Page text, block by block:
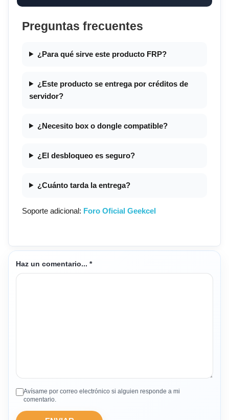
Preguntas frecuentes
¿Para qué sirve este producto FRP?
¿Este producto se entrega por créditos de
servidor?
¿Necesito box o dongle compatible?
¿El desbloqueo es seguro?
¿Cuánto tarda la entrega?
Soporte adicional: Foro Oficial Geekcel
Haz un comentario... *
Avísame por correo electrónico si alguien responde a mi
comentario.